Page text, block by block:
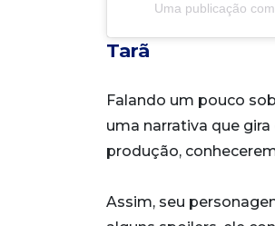
Uma publicação
Tarã
Falando um pouco
uma narrativa que
produção,
Assim, seu